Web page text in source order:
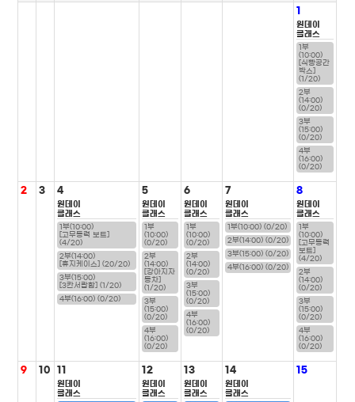
1
원데이
클래스
1부
(10:00)
[식빵공간
박스]
(1/20)
2부
(14:00)
(0/20)
3부
(15:00)
(0/20)
4부
(16:00)
(0/20)
2 3 4
원데이
클래스
1부(10:00)
[고무동력 보트]
(4/20)
2부(14:00)
[휴지케이스] (20/20)
3부(15:00)
[3칸서랍함] (1/20)
4부(16:00) (0/20)
5
원데이
클래스
1부
(10:00)
(0/20)
2부
(14:00)
[강아지자
동차]
(1/20)
3부
(15:00)
(0/20)
4부
(16:00)
(0/20)
6
원데이
클래스
1부
(10:00)
(0/20)
2부
(14:00)
(0/20)
3부
(15:00)
(0/20)
4부
(16:00)
(0/20)
7
원데이
클래스
1부(10:00) (0/20)
2부(14:00) (0/20)
3부(15:00) (0/20)
4부(16:00) (0/20)
8
원데이
클래스
1부
(10:00)
[고무동력
보트]
(4/20)
2부
(14:00)
(0/20)
3부
(15:00)
(0/20)
4부
(16:00)
(0/20)
9 10 11
원데이
클래스
12
원데이
클래스
13
원데이
클래스
14
원데이
클래스
15